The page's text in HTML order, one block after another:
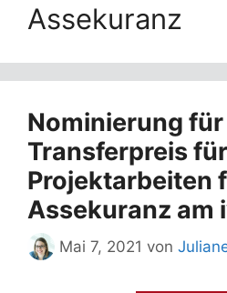
Assekuranz
Nominierung
Transferpreis
Projektarbeiten
Assekuranz am
Mai 7, 2021 von